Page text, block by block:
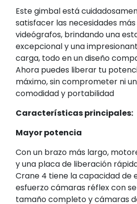
Este gimbal está
satisfacer las necesidades
videógrafos, brindando una
excepcional y una
carga, todo en un diseño
Ahora puedes liberar tu
máximo, sin comprometer ni
comodidad y portabilidad
Características principales:
Mayor potencia
Con un brazo más largo,
y una placa de liberación
Crane 4 tiene la capacidad de
esfuerzo cámaras réflex con
tamaño completo y cámaras